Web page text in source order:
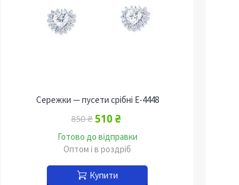
Сережки — пусети срібні Е-4448
850 ₴ 510 ₴
Готово до відправки
Оптом і в роздріб
Купити